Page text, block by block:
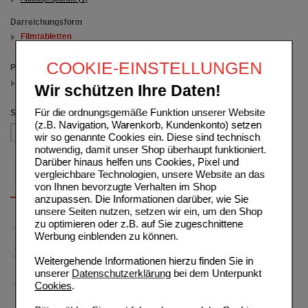
COOKIE-EINSTELLUNGEN
Wir schützen Ihre Daten!
Für die ordnungsgemäße Funktion unserer Website
(z.B. Navigation, Warenkorb, Kundenkonto) setzen
wir so genannte Cookies ein. Diese sind technisch
notwendig, damit unser Shop überhaupt funktioniert.
Darüber hinaus helfen uns Cookies, Pixel und
vergleichbare Technologien, unsere Website an das
von Ihnen bevorzugte Verhalten im Shop
anzupassen. Die Informationen darüber, wie Sie
unsere Seiten nutzen, setzen wir ein, um den Shop
zu optimieren oder z.B. auf Sie zugeschnittene
Werbung einblenden zu können.
Weitergehende Informationen hierzu finden Sie in
unserer Datenschutzerklärungbei dem Unterpunkt
Cookies.
Darreichungsform
Filmtabletten
Packungsgröße
(auswahl entfernen)
Sortieren nach